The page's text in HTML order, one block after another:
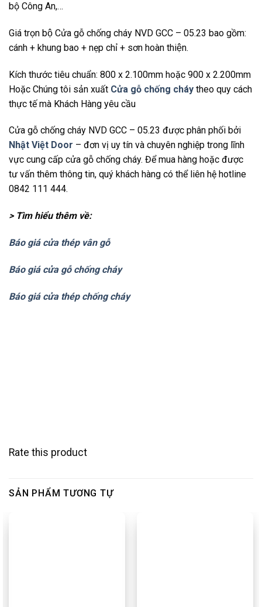
bộ Công An,…
Giá trọn bộ Cửa gỗ chống cháy NVD GCC – 05.23 bao gồm:
cánh + khung bao + nẹp chỉ + sơn hoàn thiện.
Kích thước tiêu chuẩn: 800 x 2.100mm hoặc 900 x 2.200mm
Hoặc Chúng tôi sản xuất Cửa gỗ chống cháy theo quy cách
thực tế mà Khách Hàng yêu cầu
Cửa gỗ chống cháy NVD GCC – 05.23 được phân phối bởi
Nhật Việt Door – đơn vị uy tín và chuyên nghiệp trong lĩnh
vực cung cấp cửa gỗ chống cháy. Để mua hàng hoặc được
tư vấn thêm thông tin, quý khách hàng có thể liên hệ hotline
0842 111 444.
> Tìm hiểu thêm về:
Báo giá cửa thép vân gỗ
Báo giá cửa gỗ chống cháy
Báo giá cửa thép chống cháy
Rate this product
SẢN PHẨM TƯƠNG TỰ